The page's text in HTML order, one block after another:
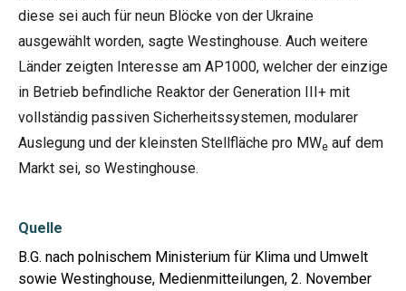
diese sei auch für neun Blöcke von der Ukraine
ausgewählt worden, sagte Westinghouse. Auch weitere
Länder zeigten Interesse am AP1000, welcher der einzige
in Betrieb befindliche Reaktor der Generation III+ mit
vollständig passiven Sicherheitssystemen, modularer
Auslegung und der kleinsten Stellfläche pro MWe auf dem
Markt sei, so Westinghouse.
Quelle
B.G. nach polnischem Ministerium für Klima und Umwelt
sowie Westinghouse, Medienmitteilungen, 2. November